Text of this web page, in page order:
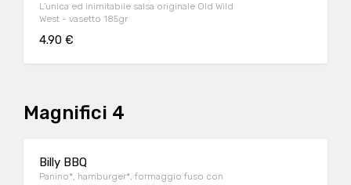
L'unica ed inimitabile salsa originale Old Wild
West - vasetto 185gr
4.90 €
Magnifici 4
Billy BBQ
Panino*, hamburger*, formaggio fuso con